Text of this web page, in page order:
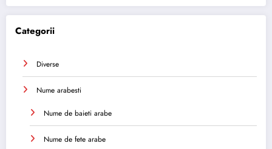
Categorii
Diverse
Nume arabesti
Nume de baieti arabe
Nume de fete arabe